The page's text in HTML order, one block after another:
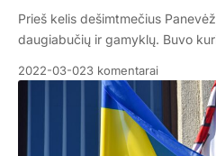
Prieš kelis dešimtmečius
daugiabučių ir gamyklų. Buvo
2022-03-023 komentarai